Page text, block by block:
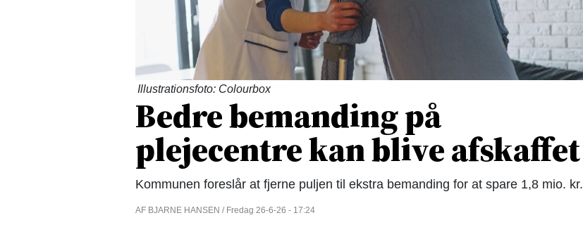
Illustrationsfoto: Colourbox
Bedre bemanding på
plejecentre kan blive afskaffet
Kommunen foreslår at fjerne puljen til ekstra bemanding for at spare 1,8 mio. kr.
AF BJARNE HANSEN / Fredag 26-6-26 - 17:24